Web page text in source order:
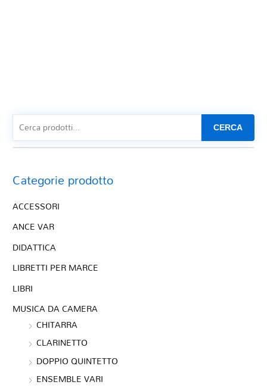
CERCA
Categorie prodotto
ACCESSORI
ANCE VAR
DIDATTICA
LIBRETTI PER MARCE
LIBRI
MUSICA DA CAMERA
CHITARRA
CLARINETTO
DOPPIO QUINTETTO
ENSEMBLE VARI